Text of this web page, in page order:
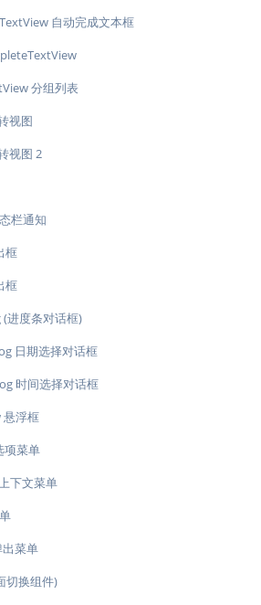
自动完成文本框
分组列表
视图
视图 2
栏通知
框
框
进度条对话框)
日期选择对话框
时间选择对话框
浮框
菜单
下文菜单
菜单
切换组件)